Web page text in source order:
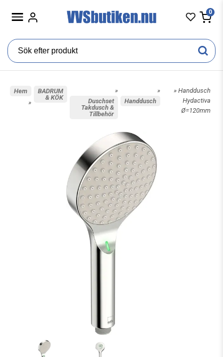
0
Hem
»
BADRUM
& KÖK
»
Duschset
Takdusch &
Tillbehör
»
Handdusch
» Handdusch
Hydactiva
Ø=120mm